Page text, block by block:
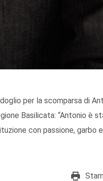
per la scomparsa di
Basilicata: “Antonio è
con passione, garbo